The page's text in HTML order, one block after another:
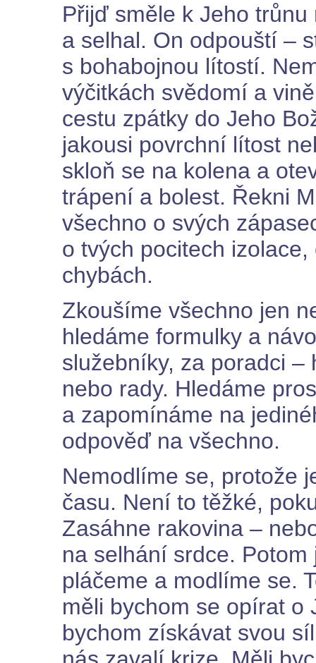
Přijď směle k Jeho
a selhal. On odpouští –
s bohabojnou lítostí.
výčitkách svědomí a
cestu zpátky do Jeho
jakousi povrchní lítost
skloň se na kolena a
trápení a bolest. Řekni
všechno o svých
o tvých pocitech
chybách.
Zkoušíme všechno jen
hledáme formulky a
služebníky, za poradci –
nebo rady. Hledáme
a zapomínáme na
odpověď na všechno.
Nemodlíme se, protože
času. Není to těžké,
Zasáhne rakovina –
na selhání srdce.
pláčeme a modlíme se.
měli bychom se opírat o
bychom získávat svou